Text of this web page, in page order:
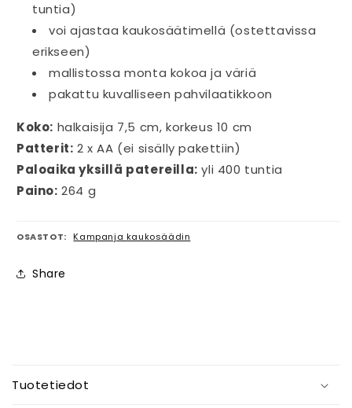
tuntia)
voi ajastaa kaukosäätimellä (ostettavissa
erikseen)
mallistossa monta kokoa ja väriä
pakattu kuvalliseen pahvilaatikkoon
Koko: halkaisija 7,5 cm, korkeus 10 cm
Patterit: 2 x AA (ei sisälly pakettiin)
Paloaika yksillä patereilla: yli 400 tuntia
Paino: 264 g
OSASTOT: Kampanja kaukosäädin
Share
e
Tuotetiedot